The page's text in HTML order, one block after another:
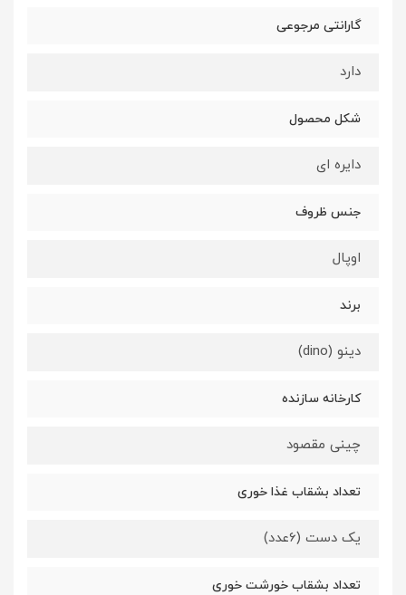
گارانتی مرجوعی
دارد
شکل محصول
دایره ای
جنس ظروف
اوپال
برند
دینو (dino)
کارخانه سازنده
چینی مقصود
تعداد بشقاب غذا خوری
یک دست (6عدد)
تعداد بشقاب خورشت خوری